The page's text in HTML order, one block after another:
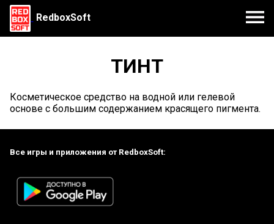
RedboxSoft
ТИНТ
Косметическое средство на водной или гелевой
основе с большим содержанием красящего пигмента.
Все игры и приложения от RedboxSoft: